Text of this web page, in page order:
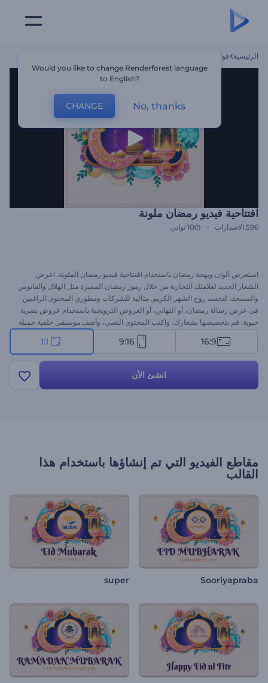
الرئيسية قوالب
افتتاحية فيديو رمضان ملونة
596 الاصدارات 10 ثواني
استعرض ألوان وبهجة رمضان باستخدام افتتاحية فيديو رمضان الملونة. اعرض
الشعار الجديد لعلامتك التجارية من خلال رموز رمضان المميزة مثل الهلال والفانوس
والمسجد، لتجسد روح الشهر الكريم. مثالية للشركات ومطوري المحتوى الراغبين
في عرض رسالة رمضان، أو التهاني، أو العروض الترويجية باستخدام عروض بصرية
حيوية. قم بتخصيصها بشعارك، واكتب المحتوى النصي، وأضف موسيقى خلفية جميلة
لإكمال الأجواء الاحتفالية. قم بإنشائها الآن وانشر بهجة وروح رمضان!
16:9
9:16
1:1
انشئ الأن
مقاطع الفيديو التي تم إنشاؤها باستخدام هذا
القالب
Sooriyapraba
super
Would you like to change Renderforest language
to English?
CHANGE No, thanks